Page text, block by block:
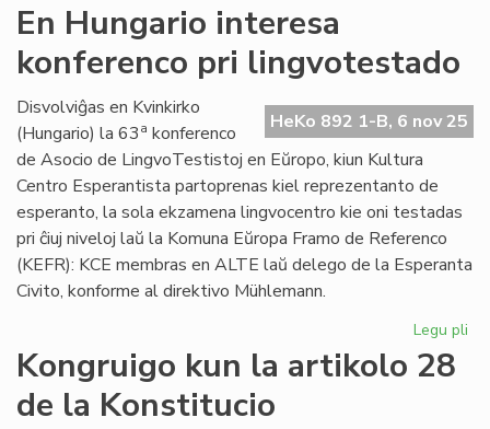
En Hungario interesa
konferenco pri lingvotestado
HeKo 892 1-B, 6 nov 25
Disvolviĝas en Kvinkirko
(Hungario) la 63a konferenco
de Asocio de LingvoTestistoj en Eŭropo, kiun Kultura
Centro Esperantista partoprenas kiel reprezentanto de
esperanto, la sola ekzamena lingvocentro kie oni testadas
pri ĉiuj niveloj laŭ la Komuna Eŭropa Framo de Referenco
(KEFR): KCE membras en ALTE laŭ delego de la Esperanta
Civito, konforme al direktivo Mühlemann.
Legu pli
Kongruigo kun la artikolo 28
de la Konstitucio